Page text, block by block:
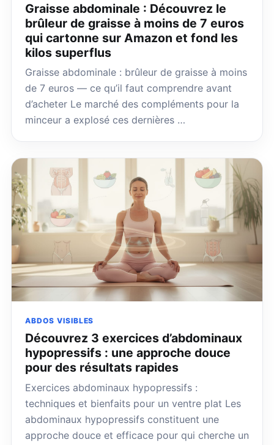
Graisse abdominale : Découvrez le
brûleur de graisse à moins de 7 euros
qui cartonne sur Amazon et fond les
kilos superflus
Graisse abdominale : brûleur de graisse à moins
de 7 euros — ce qu’il faut comprendre avant
d’acheter Le marché des compléments pour la
minceur a explosé ces dernières …
ABDOS VISIBLES
Découvrez 3 exercices d’abdominaux
hypopressifs : une approche douce
pour des résultats rapides
Exercices abdominaux hypopressifs :
techniques et bienfaits pour un ventre plat Les
abdominaux hypopressifs constituent une
approche douce et efficace pour qui cherche un